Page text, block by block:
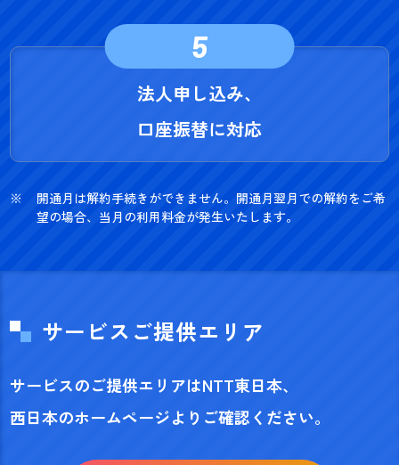
5
法人申し込み、
口座振替に対応
開通月は解約手続きができません。開通月翌月での解約をご希
望の場合、当月の利用料金が発生いたします。
サービスご提供エリア
サービスのご提供エリアはNTT東日本、
西日本のホームページよりご確認ください。